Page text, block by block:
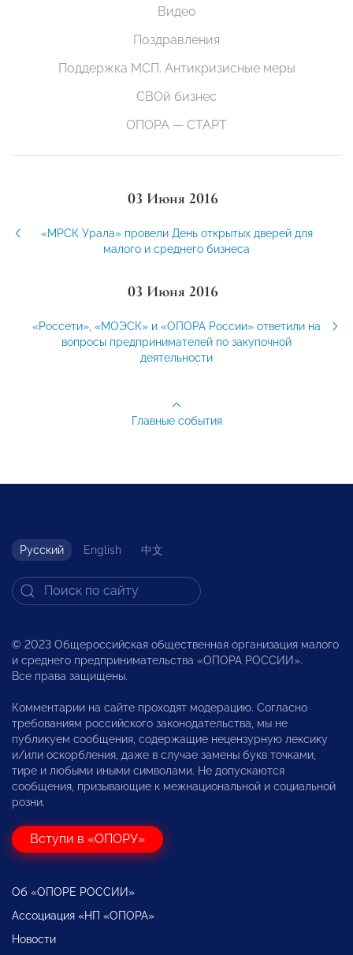
Видео
Поздравления
Поддержка МСП. Антикризисные меры
СВОй бизнес
ОПОРА — СТАРТ
03 Июня 2016
«МРСК Урала» провели День открытых дверей для
малого и среднего бизнеса
03 Июня 2016
«Россети», «МОЭСК» и «ОПОРА России» ответили на
вопросы предпринимателей по закупочной
деятельности
Главные события
Русский English 中文
© 2023 Общероссийская общественная организация малого
и среднего предпринимательства «ОПОРА РОССИИ».
Все права защищены.
Комментарии на сайте проходят модерацию. Согласно
требованиям российского законодательства, мы не
публикуем сообщения, содержащие нецензурную лексику
и/или оскорбления, даже в случае замены букв точками,
тире и любыми иными символами. Не допускаются
сообщения, призывающие к межнациональной и социальной
розни.
Вступи в «ОПОРУ»
Об «ОПОРЕ РОССИИ»
Ассоциация «НП «ОПОРА»
Новости